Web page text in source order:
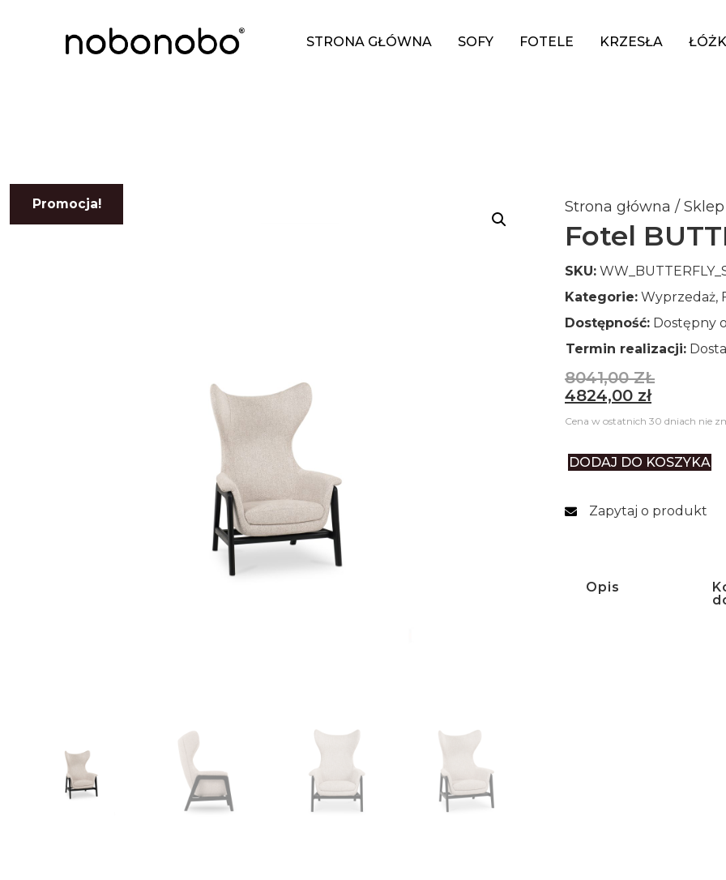
STRONA GŁÓWNA SOFY FOTELE KRZESŁA
Promocja! Strona główna / Sklep
Fotel
SKU:
Kategorie: Wyprzedaż,
Dostępność: Dostępny
Termin realizacji:
8041,00ZŁ
4824,00 zł
Cena w ostatnich 30 dniach nie
DODAJ DO KOSZYKA
Zapytaj o produkt
Opis